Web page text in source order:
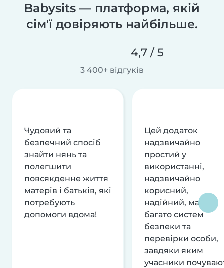
Babysits — платформа, якій
сім'ї довіряють найбільше.
4,7 / 5
3 400+ відгуків
Чудовий та
безпечний спосіб
знайти нянь та
полегшити
повсякденне життя
матерів і батьків, які
потребують
допомоги вдома!
Цей додаток
надзвичайно
простий у
використанні,
надзвичайно
корисний,
надійний, має
багато систем
безпеки та
перевірки особи,
завдяки яким
учасники